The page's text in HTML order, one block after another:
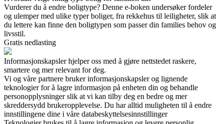
Vurderer du å endre boligtype? Denne e-boken undersøker fordeler
og ulemper med ulike typer boliger, fra rekkehus til leiligheter, slik at
du lettere kan finne den boligtypen som passer din families behov og
livsstil.
Gratis nedlasting
Informasjonskapsler hjelper oss med å gjøre nettstedet raskere,
smartere og mer relevant for deg.
Vi og våre partnere bruker informasjonskapsler og lignende
teknologier for å lagre informasjon på enheten din og behandle
personopplysninger slik at vi kan tilby deg en bedre og mer
skreddersydd brukeropplevelse. Du har alltid muligheten til å endre
innstillingene dine i våre databeskyttelsesinnstillinger